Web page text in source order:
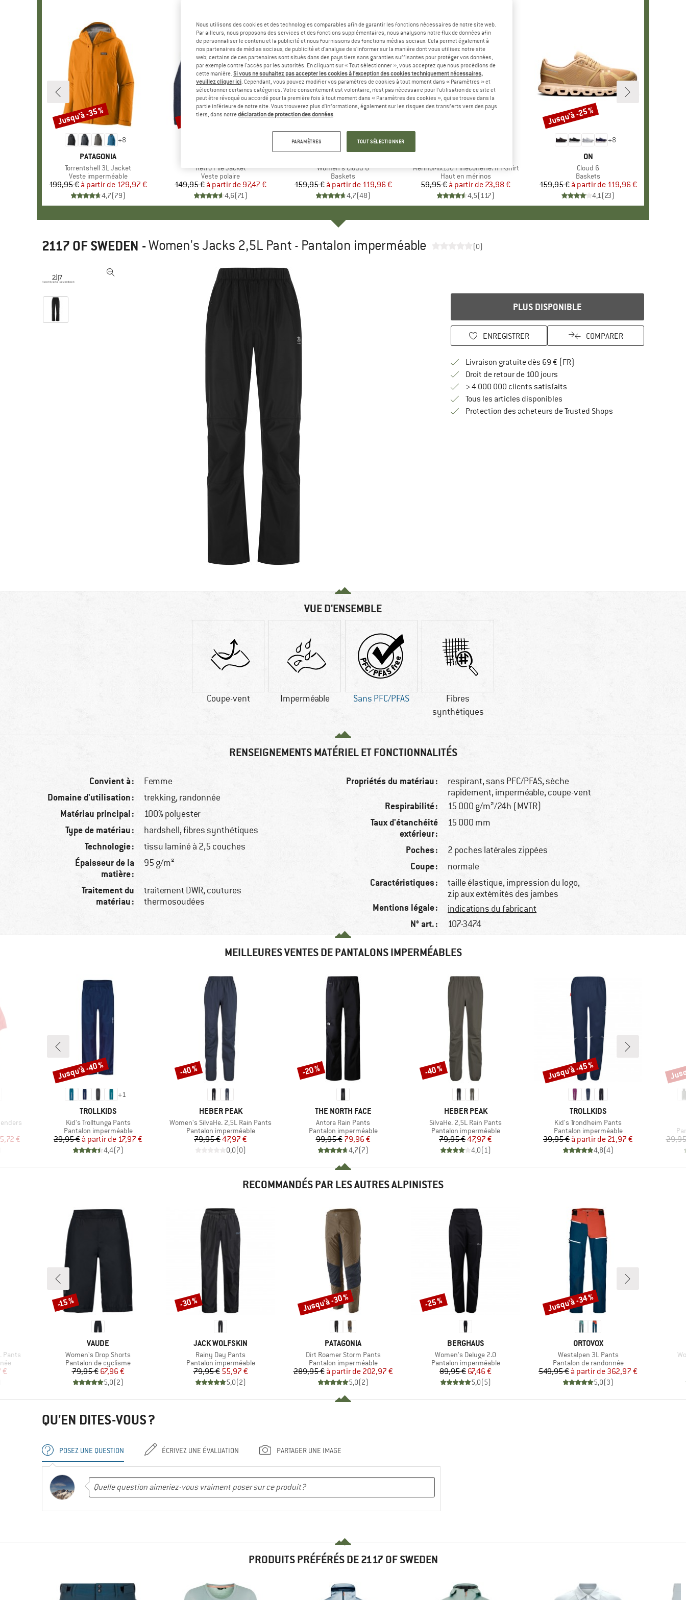
+8
MARQUE
PATAGONIA
Article
Torrentshell 3L Jacket
Product group
Veste imperméable
Prix
199,95 € Prix réduit
à partir de 129,97 €
4,7(79)
Remise
Jusqu'à -35 %
Article
Retro Pile Jacket
Product group
Veste polaire
Prix
149,95 € Prix réduit
à partir de 97,47 €
4,6(71)
Remise
Jusqu'à -35 %
+10
Article
Women's Cloud 6
Product group
Baskets
Prix
159,95 € Prix réduit
à partir de 119,96 €
4,7(48)
Remise
Jusqu'à -25 %
Article
MerinoMix150 PineconeHe. II T-Shirt
Product group
Haut en mérinos
Prix
59,95 € Prix réduit
à partir de 23,98 €
4,5(117)
Jusqu'à -60 %
+8
MARQUE
ON
Article
Cloud 6
Product group
Baskets
Prix
159,95 € Prix réduit
à partir de 119,96 €
4,1(23)
Remise
Jusqu'à -25 %
2117 OF SWEDEN -Women's Jacks 2,5L Pant - Pantalon imperméable (0)
PLUS DISPONIBLE
ENREGISTRER COMPARER
Livraison gratuite dès 69 € (FR)
Droit de retour de 100 joursTrouve les informations de
> 4 000 000 clients satisfaits
Tous les articles disponibles
Protection des acheteurs de Trusted ShopsTrouve toutes les
VUE D'ENSEMBLE
Coupe-vent Imperméable Sans PFC/PFAS
Fibres
synthétiques
RENSEIGNEMENTS MATÉRIEL ET FONCTIONNALITÉS
Convient à : Femme
Domaine d'utilisation : trekking, randonnée
Matériau principal : 100% polyester
Type de matériau : hardshell, fibres synthétiques
Technologie : tissu laminé à 2,5 couches
Épaisseur de la
matière :
95 g/m²
Traitement du
matériau :
traitement DWR, coutures
thermosoudées
Propriétés du matériau :
respirant, sans PFC/PFAS, sèche
rapidement, imperméable, coupe-vent
Respirabilité : 15 000 g/m²/24h (MVTR)
Taux d'étanchéité
extérieur :
15 000 mm
Poches : 2 poches latérales zippées
Coupe : normale
Caractéristiques :
taille élastique, impression du logo,
zip aux extémités des jambes
Mentions légale : indications du fabricant
N° art. : 107-3474
MEILLEURES VENTES DE PANTALONS IMPERMÉABLES
€
+1
MARQUE
TROLLKIDS
Article
Kid's Trolltunga Pants
Product group
Pantalon imperméable
Prix
29,95 € Prix réduit
à partir de 17,97 €
4,4(7)
Remise
Jusqu'à -40 %
MARQUE
HEBER PEAK
Article
Women's SilvaHe. 2,5L Rain Pants
Product group
Pantalon imperméable
Prix
79,95 €Prix réduit
47,97 €
0,0(0)
Remise
-40 %
MARQUE
THE NORTH FACE
Article
Antora Rain Pants
Product group
Pantalon imperméable
Prix
99,95 €Prix réduit
79,96 €
4,7(7)
Remise
-20 %
MARQUE
HEBER PEAK
Article
SilvaHe. 2,5L Rain Pants
Product group
Pantalon imperméable
Prix
79,95 €Prix réduit
47,97 €
4,0(1)
Remise
-40 %
MARQUE
TROLLKIDS
Article
Kid's Trondheim Pants
Product group
Pantalon imperméable
Prix
39,95 € Prix réduit
à partir de 21,97 €
4,8(4)
Remise
Jusqu'à -45 %
RECOMMANDÉS PAR LES AUTRES ALPINISTES
Pants
€
MARQUE
VAUDE
Article
Women's Drop Shorts
Product group
Pantalon de cyclisme
Prix
79,95 €Prix réduit
67,96 €
5,0(2)
Remise
-15 %
MARQUE
JACK WOLFSKIN
Article
Rainy Day Pants
Product group
Pantalon imperméable
Prix
79,95 €Prix réduit
55,97 €
5,0(2)
Remise
-30 %
MARQUE
PATAGONIA
Article
Dirt Roamer Storm Pants
Product group
Pantalon imperméable
Prix
289,95 € Prix réduit
à partir de 202,97 €
5,0(2)
Remise
Jusqu'à -30 %
MARQUE
BERGHAUS
Article
Women's Deluge 2.0
Product group
Pantalon imperméable
Prix
89,95 €Prix réduit
67,46 €
5,0(5)
Remise
-25 %
MARQUE
ORTOVOX
Article
Westalpen 3L Pants
Product group
Pantalon de randonnée
Prix
549,95 € Prix réduit
à partir de 362,97 €
5,0(3)
Remise
Jusqu'à -34 %
QU'EN DITES-VOUS ?
POSEZ UNE QUESTION ÉCRIVEZ UNE ÉVALUATION PARTAGER UNE IMAGE
PRODUITS PRÉFÉRÉS DE 2117 OF SWEDEN
Nous utilisons des cookies et des technologies comparables afin de garantir les fonctions nécessaires de notre site web.
Par ailleurs, nous proposons des services et des fonctions supplémentaires, nous analysons notre flux de données afin
de personnaliser le contenu et la publicité et nous fournissons des fonctions médias sociaux. Cela permet également à
nos partenaires de médias sociaux, de publicité et d'analyse de s'informer sur la manière dont vous utilisez notre site
web; certains de ces partenaires sont situés dans des pays tiers sans garanties suffisantes pour protéger vos données,
par exemple contre l'accès par les autorités. En cliquant sur « Tout sélectionner », vous acceptez que nous procédions de
cette manière. Si vous ne souhaitez pas accepter les cookies à l’exception des cookies techniquement nécessaires,
veuillez cliquer ici. Cependant, vous pouvez modifier vos paramètres de cookies à tout moment dans « Paramètres » et
sélectionner certaines catégories. Votre consentement est volontaire, n’est pas nécessaire pour l’utilisation de ce site et
peut être révoqué ou accordé pour la première fois à tout moment dans « Paramètres des cookies », qui se trouve dans la
partie inférieure de notre site. Vous trouverez plus d'informations, également sur les risques des transferts vers des pays
tiers, dans notredéclaration de protection des données.
PARAMÈTRES TOUT SÉLECTIONNER